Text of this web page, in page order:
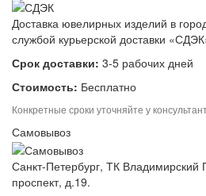
Доставка ювелирных изделий в
службой курьерской доставки
Срок доставки: 3-5 рабочих дней
Стоимость: Бесплатно
Конкретные сроки уточняйте у
Самовывоз
Санкт-Петербург, ТК Владимирский
проспект, д.19.